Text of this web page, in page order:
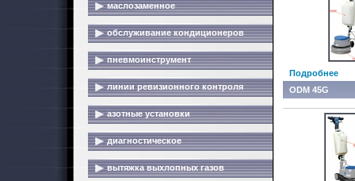
маслозаменное
обслуживание кондиционеров
пневмоинструмент
линии ревизионного контроля
азотные установки
диагностическое
вытяжка выхлопных газов
Подробнее
ODM 45G